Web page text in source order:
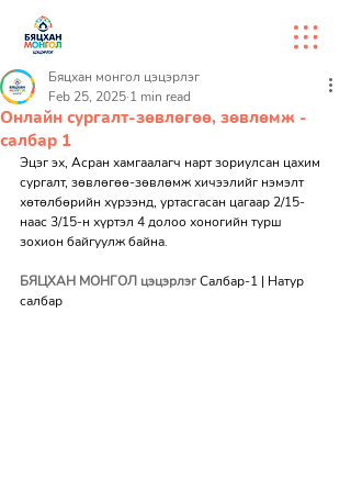
Онлайн сургалт-зөвлөгөө, зөвлөмж -
салбар 1
Бяцхан монгол цэцэрлэг
Feb 25, 2025 1 min read
Эцэг эх, Асран хамгаалагч нарт зориулсан цахим
сургалт, зөвлөгөө-зөвлөмж хичээлийг нэмэлт
хөтөлбөрийн хүрээнд, уртасгасан цагаар 2/15-
наас 3/15-н хүртэл 4 долоо хоногийн турш
зохион байгуулж байна.
БЯЦХАН МОНГОЛ цэцэрлэг Салбар-1 | Натур
салбар